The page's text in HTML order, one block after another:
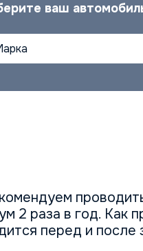
ваш
2 раза в год. Как
перед и после